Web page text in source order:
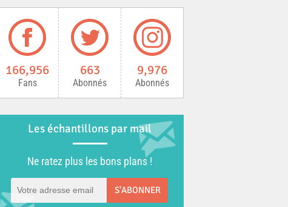
166,956
Fans
663
Abonnés
9,976
Abonnés
Les échantillons par mail
Ne ratez plus les bons plans !
S'ABONNER